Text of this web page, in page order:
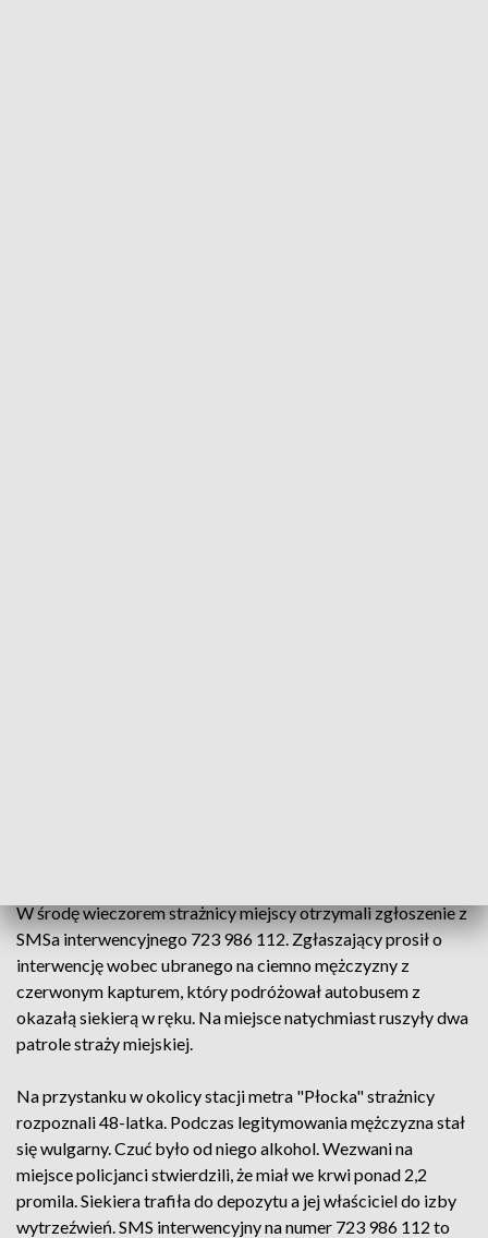
W środę wieczorem strażnicy miejscy otrzymali zgłoszenie z
SMSa interwencyjnego 723 986 112. Zgłaszający prosił o
interwencję wobec ubranego na ciemno mężczyzny z
czerwonym kapturem, który podróżował autobusem z
okazałą siekierą w ręku. Na miejsce natychmiast ruszyły dwa
patrole straży miejskiej.
Na przystanku w okolicy stacji metra "Płocka" strażnicy
rozpoznali 48-latka. Podczas legitymowania mężczyzna stał
się wulgarny. Czuć było od niego alkohol. Wezwani na
miejsce policjanci stwierdzili, że miał we krwi ponad 2,2
promila. Siekiera trafiła do depozytu a jej właściciel do izby
wytrzeźwień. SMS interwencyjny na numer 723 986 112 to